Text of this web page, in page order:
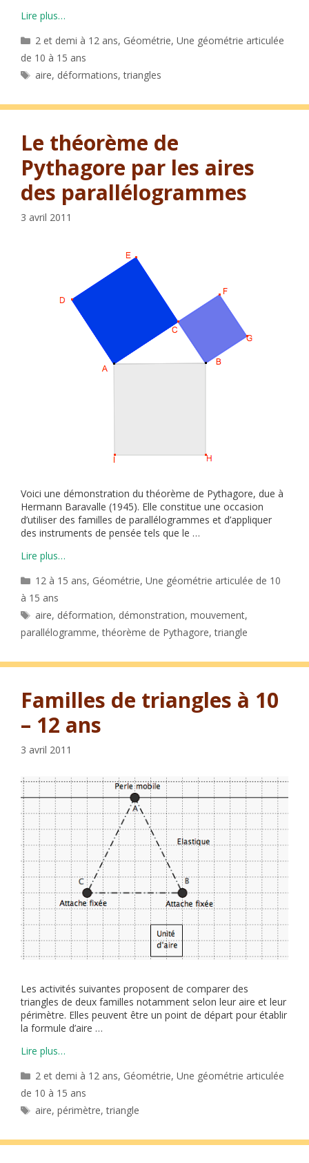
Lire plus…
Catégories
2 et demi à 12 ans, Géométrie,Une géométrie articulée
de 10 à 15 ans
Étiquettes
aire, déformations,triangles
Le théorème de
Pythagore par les aires
des parallélogrammes
3 avril 2011
Voici une démonstration du théorème de Pythagore, due à
Hermann Baravalle (1945). Elle constitue une occasion
d’utiliser des familles de parallélogrammes et d’appliquer
des instruments de pensée tels que le …
Lire plus…
Catégories
12 à 15 ans, Géométrie,Une géométrie articulée de 10
à 15 ans
Étiquettes
aire, déformation, démonstration,mouvement,
parallélogramme,théorème de Pythagore,triangle
Familles de triangles à 10
– 12 ans
3 avril 2011
Les activités suivantes proposent de comparer des
triangles de deux familles notamment selon leur aire et leur
périmètre. Elles peuvent être un point de départ pour établir
la formule d’aire …
Lire plus…
Catégories
2 et demi à 12 ans, Géométrie,Une géométrie articulée
de 10 à 15 ans
Étiquettes
aire,périmètre,triangle